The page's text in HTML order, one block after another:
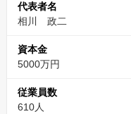
代表者名
相川 政二
資本金
5000万円
従業員数
610人